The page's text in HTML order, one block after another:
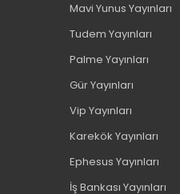
Mavi Yunus Yayınları
Tudem Yayınları
Palme Yayınları
Gür Yayınları
Vip Yayınları
Karekök Yayınları
Ephesus Yayınları
İş Bankası Yayınları